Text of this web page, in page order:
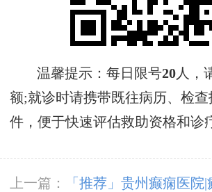
温馨提示：每日限号20人，
额;就诊时请携带既往病历、检
件，便于快速评估救助资格和诊
上一篇：
「推荐」贵州癫痫医院